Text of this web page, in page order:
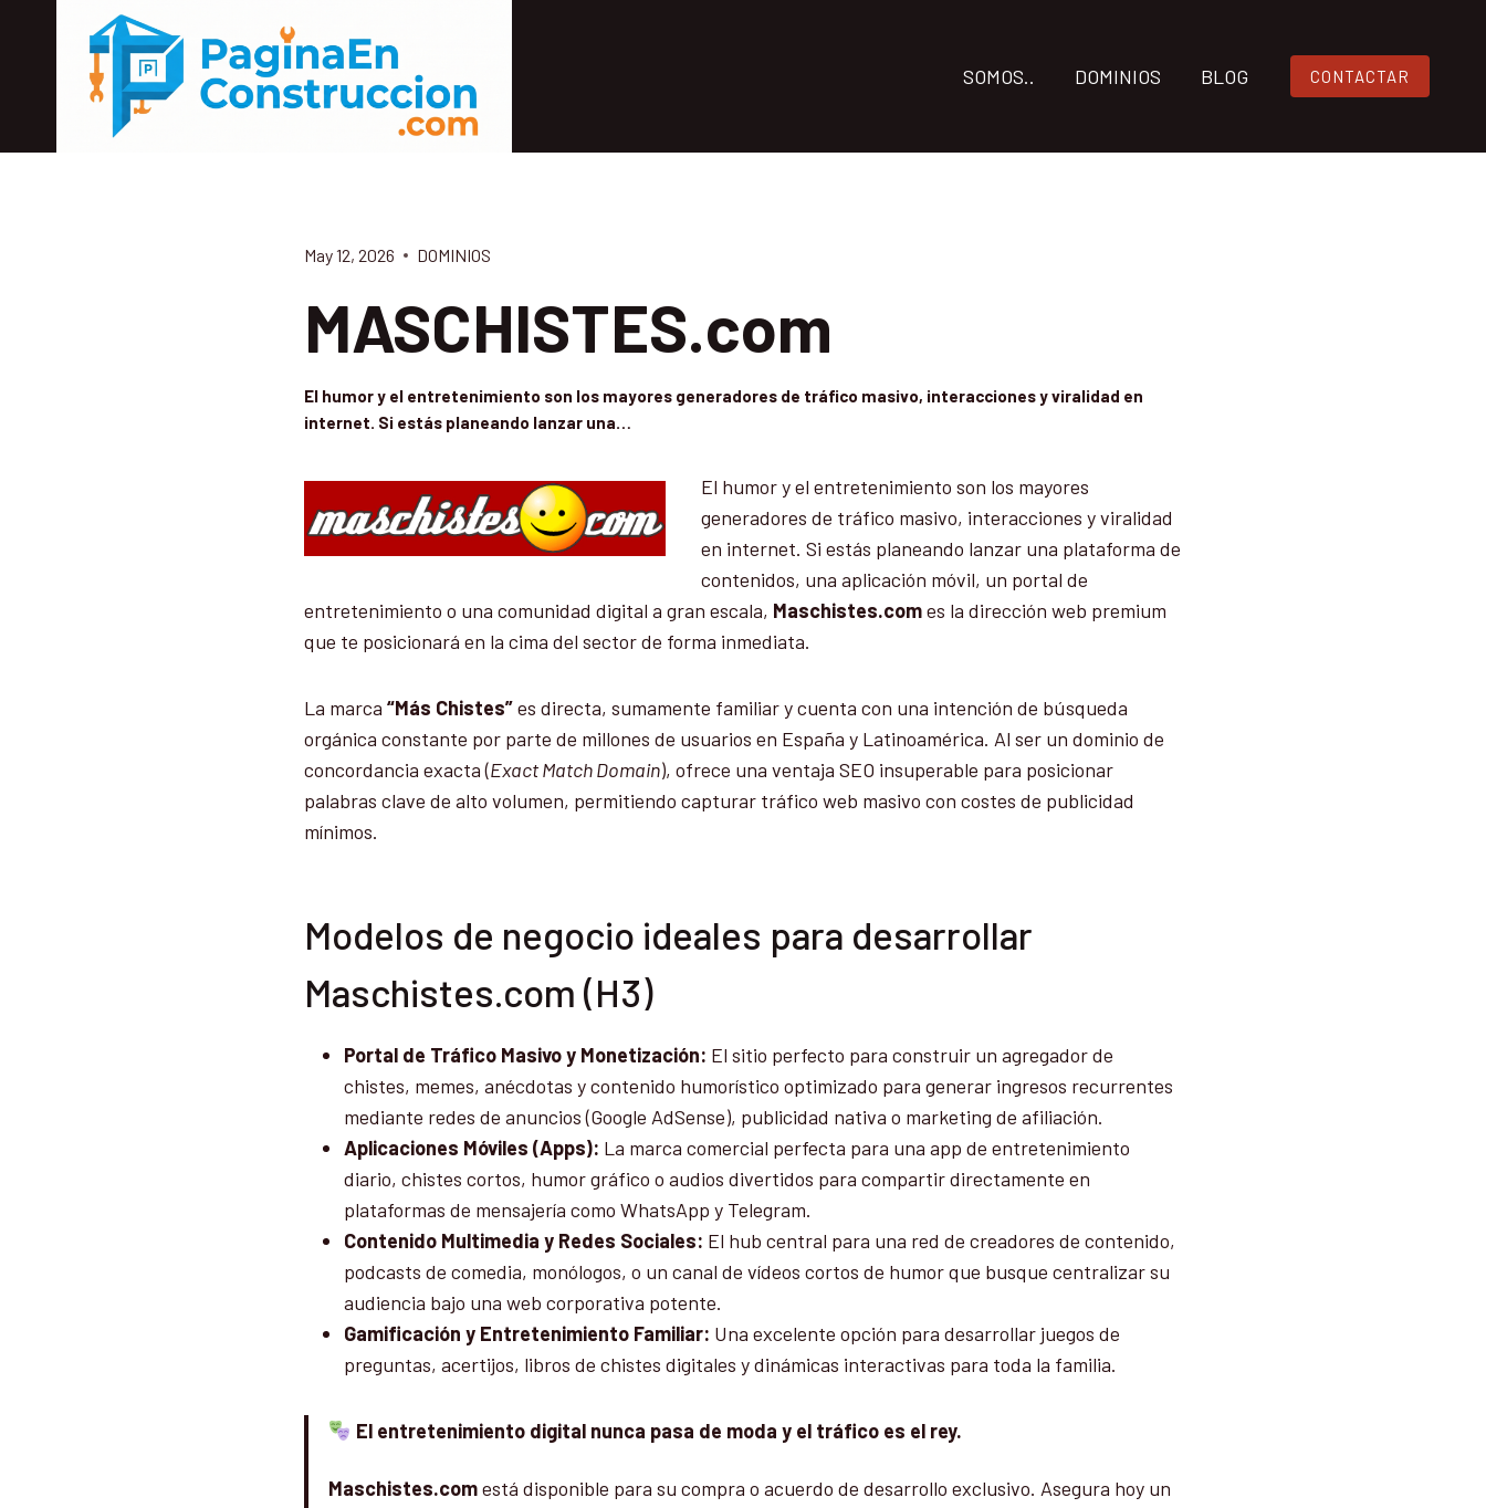
SOMOS.. DOMINIOS BLOG CONTACTAR
May 12, 2026 DOMINIOS
MASCHISTES.com
El humor y el entretenimiento son los mayores generadores de tráfico masivo, interacciones y viralidad en
internet. Si estás planeando lanzar una…
El humor y el entretenimiento son los mayores
generadores de tráfico masivo, interacciones y viralidad
en internet. Si estás planeando lanzar una plataforma de
contenidos, una aplicación móvil, un portal de
entretenimiento o una comunidad digital a gran escala, Maschistes.comes la dirección web premium
que te posicionará en la cima del sector de forma inmediata.
La marca “Más Chistes”es directa, sumamente familiar y cuenta con una intención de búsqueda
orgánica constante por parte de millones de usuarios en España y Latinoamérica. Al ser un dominio de
concordancia exacta (Exact Match Domain), ofrece una ventaja SEO insuperable para posicionar
palabras clave de alto volumen, permitiendo capturar tráfico web masivo con costes de publicidad
mínimos.
Modelos de negocio ideales para desarrollar
Maschistes.com (H3)
Portal de Tráfico Masivo y Monetización: El sitio perfecto para construir un agregador de
chistes, memes, anécdotas y contenido humorístico optimizado para generar ingresos recurrentes
mediante redes de anuncios (Google AdSense), publicidad nativa o marketing de afiliación.
Aplicaciones Móviles (Apps): La marca comercial perfecta para una app de entretenimiento
diario, chistes cortos, humor gráfico o audios divertidos para compartir directamente en
plataformas de mensajería como WhatsApp y Telegram.
Contenido Multimedia y Redes Sociales: El hub central para una red de creadores de contenido,
podcasts de comedia, monólogos, o un canal de vídeos cortos de humor que busque centralizar su
audiencia bajo una web corporativa potente.
Gamificación y Entretenimiento Familiar: Una excelente opción para desarrollar juegos de
preguntas, acertijos, libros de chistes digitales y dinámicas interactivas para toda la familia.
El entretenimiento digital nunca pasa de moda y el tráfico es el rey.
Maschistes.comestá disponible para su compra o acuerdo de desarrollo exclusivo. Asegura hoy un